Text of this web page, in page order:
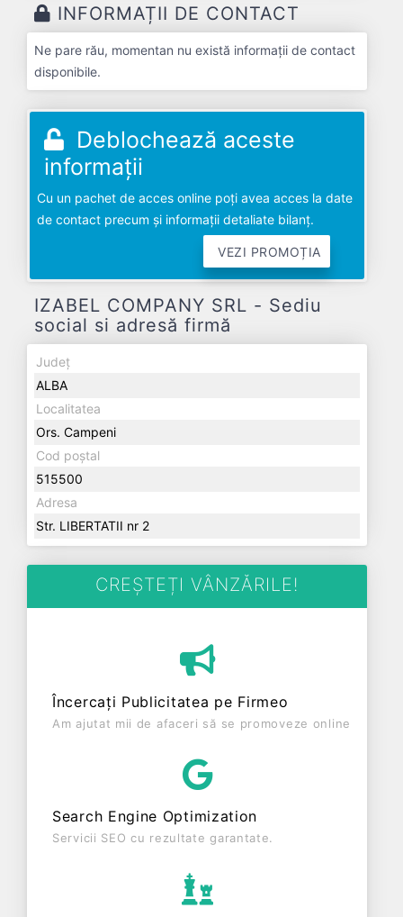
INFORMAȚII DE CONTACT
Ne pare rău, momentan nu există informații de contact
disponibile.
Deblochează aceste
informații
Cu un pachet de acces online poți avea acces la date
de contact precum și informații detaliate bilanț.
VEZI PROMOȚIA
IZABEL COMPANY SRL - Sediu
social si adresă firmă
Județ
ALBA
Localitatea
Ors. Campeni
Cod poștal
515500
Adresa
Str. LIBERTATII nr 2
CREȘTEȚI VÂNZĂRILE!
Încercați Publicitatea pe Firmeo
Am ajutat mii de afaceri să se promoveze online
Search Engine Optimization
Servicii SEO cu rezultate garantate.